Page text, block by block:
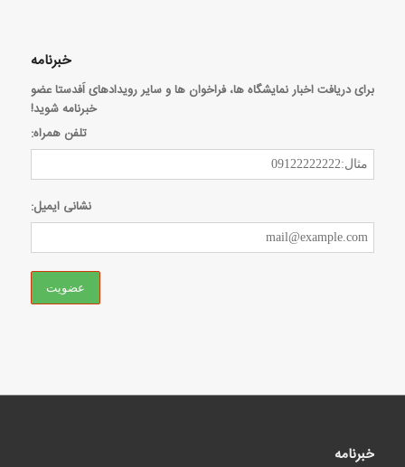
خبرنامه
برای دریافت اخبار نمایشگاه ها، فراخوان ها و سایر رویدادهای اَفدستا عضو
خبرنامه شوید!
تلفن همراه:
نشانی ایمیل:
خبرنامه